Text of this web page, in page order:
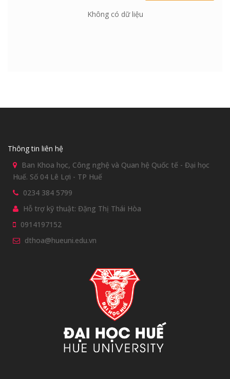
Không có dữ liệu
Thông tin liên hệ
Ban Khoa học, Công nghệ và Quan hệ Quốc tế - Đại học
Huế. Số 04 Lê Lợi - TP Huế
0234 384 5799
Hỗ trợ kỹ thuật: Đặng Thị Thái Hòa
0914197152
dthoa@hueuni.edu.vn